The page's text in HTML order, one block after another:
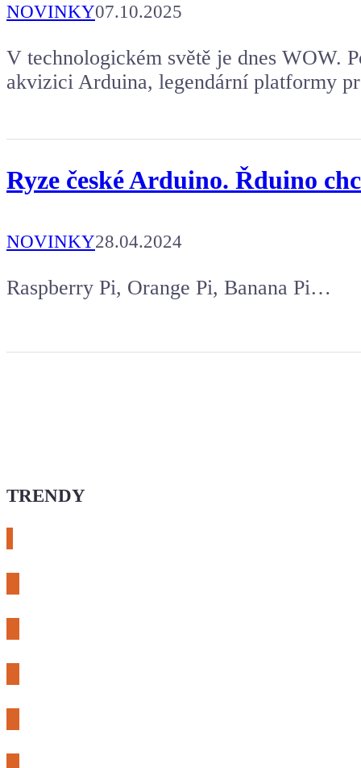
NOVINKY07.10.2025
V technologickém světě je dnes WOW.
akvizici Arduina, legendární platformy
Ryze české Arduino. Řduino
NOVINKY28.04.2024
Raspberry Pi, Orange Pi, Banana Pi…
TRENDY